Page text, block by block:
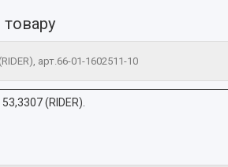
арт.66-01-1602511-10
(RIDER).